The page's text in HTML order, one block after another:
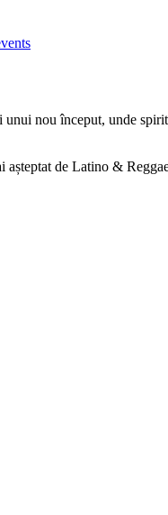
nou început, unde
de Latino &